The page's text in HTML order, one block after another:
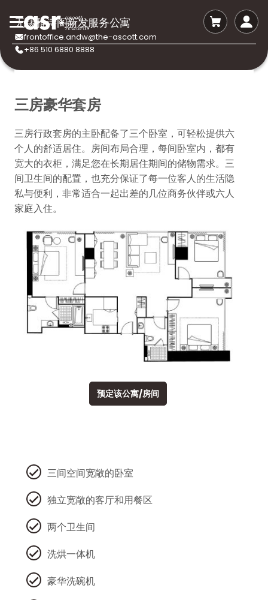
无锡雅诗阁新发服务公寓
frontoffice.andw@the-ascott.com
+86 510 6880 8888
三房豪华套房
三房行政套房的主卧配备了三个卧室，可轻松提供六
个人的舒适居住。房间布局合理，每间卧室内，都有
宽大的衣柜，满足您在长期居住期间的储物需求。三
间卫生间的配置，也充分保证了每一位客人的生活隐
私与便利，非常适合一起出差的几位商务伙伴或六人
家庭入住。
预定该公寓/房间
三间空间宽敞的卧室
独立宽敞的客厅和用餐区
两个卫生间
洗烘一体机
豪华洗碗机